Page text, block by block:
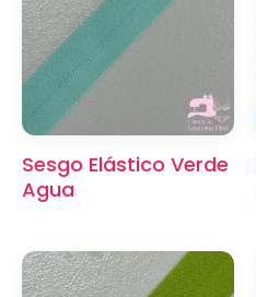
Sesgo Elástico Verde
Agua